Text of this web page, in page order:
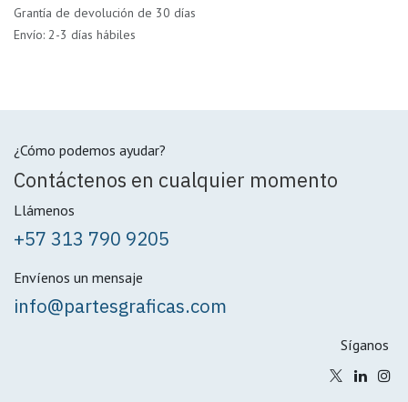
Grantía de devolución de 30 días
Envío: 2-3 días hábiles
¿Cómo podemos ayudar?
Contáctenos en cualquier momento
Llámenos
+57 313 790 9205
Envíenos un mensaje
info@partesgraficas.com
Síganos